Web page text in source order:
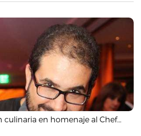
culinaria en homenaje al Chef…